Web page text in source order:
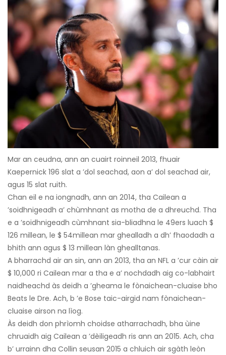
Mar an ceudna, ann an cuairt roinneil 2013, fhuair
Kaepernick 196 slat a ’dol seachad, aon a’ dol seachad air,
agus 15 slat ruith.
Chan eil e na iongnadh, ann an 2014, tha Cailean a
’soidhnigeadh a’ chùmhnant as motha de a dhreuchd. Tha
e a ’soidhnigeadh cùmhnant sia-bliadhna le 49ers luach $
126 millean, le $ 54millean mar ghealladh a dh’ fhaodadh a
bhith ann agus $ 13 millean làn ghealltanas.
A bharrachd air an sin, ann an 2013, tha an NFL a ’cur càin air
$ 10,000 ri Cailean mar a tha e a’ nochdadh aig co-labhairt
naidheachd às deidh a ’gheama le fònaichean-cluaise bho
Beats le Dre. Ach, b ’e Bose taic-airgid nam fònaichean-
cluaise airson na lìog.
Às deidh don phrìomh choidse atharrachadh, bha ùine
chruaidh aig Cailean a ’dèiligeadh ris ann an 2015. Ach, cha
b’ urrainn dha Collin seusan 2015 a chluich air sgàth leòn